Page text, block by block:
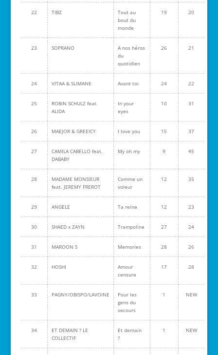
22 TIBZ
Tout au
bout du
monde
19 20
23 SOPRANO
A nos héros
du
quotidien
26 21
24 VITAA & SLIMANE Avant toi 24 22
25
ROBIN SCHULZ feat.
ALIDA
In your
eyes
10 31
26 MAEJOR & GREEICY I love you 15 37
27
CAMILA CABELLO feat.
DABABY
My oh my 9 45
28
MADAME MONSIEUR
feat. JEREMY FREROT
Comme un
voleur
12 35
29 ANGELE Ta reine 12 23
30 SHAED x ZAYN Trampoline 27 24
31 MAROON 5 Memories 28 26
32 HOSHI
Amour
censure
17 28
33 PAGNY/OBISPO/LAVOINE
Pour les
gens du
secours
1 NEW
34
ET DEMAIN ? LE
COLLECTIF
Et demain
?
1 NEW